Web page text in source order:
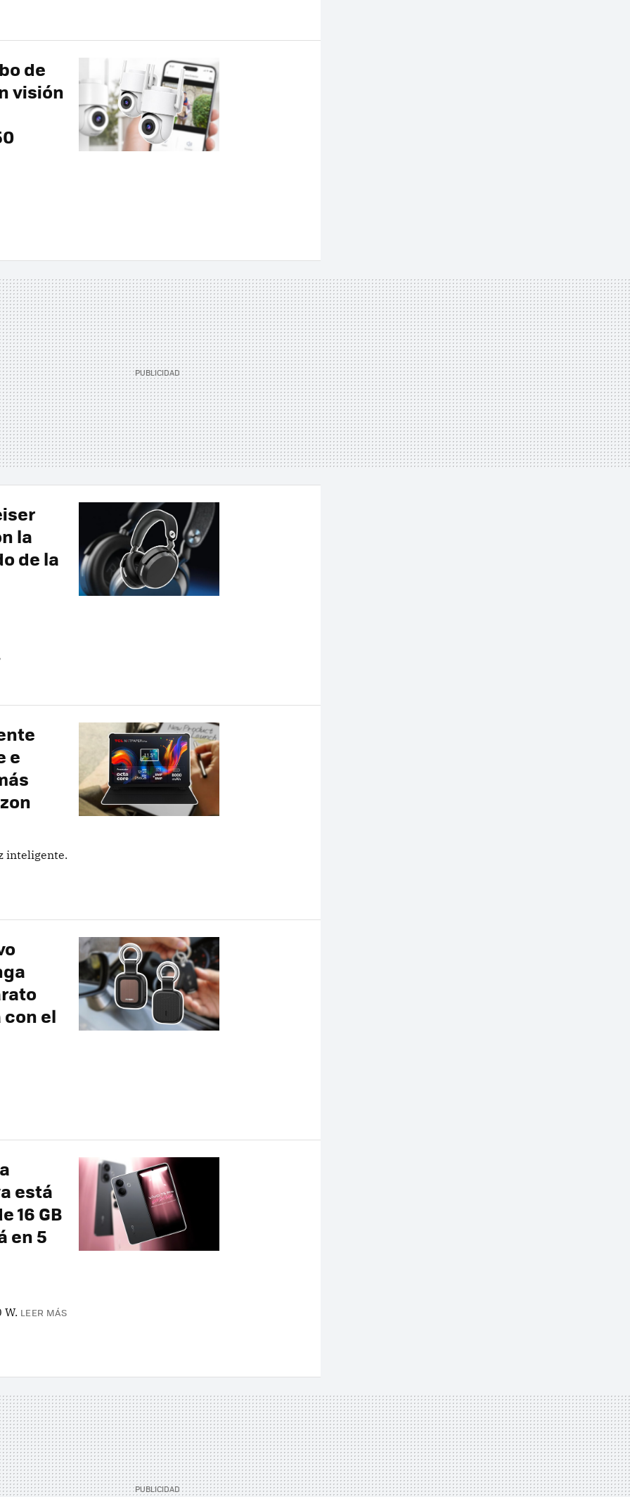
de
visión
la
de la
e
inteligente.
el
está
16 GB
en 5
W. LEER MÁS